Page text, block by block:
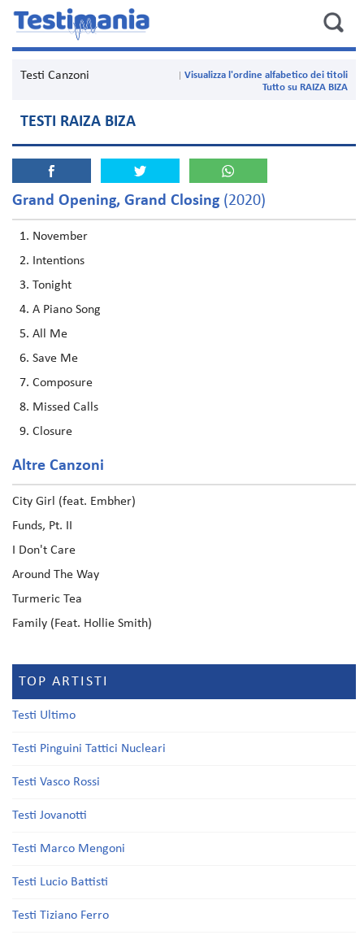
Testi Canzoni
Visualizza l'ordine alfabetico dei titoli
Tutto su RAIZA BIZA
TESTI RAIZA BIZA
Grand Opening, Grand Closing (2020)
November
Intentions
Tonight
A Piano Song
All Me
Save Me
Composure
Missed Calls
Closure
Altre Canzoni
City Girl (feat. Embher)
Funds, Pt. II
I Don't Care
Around The Way
Turmeric Tea
Family (Feat. Hollie Smith)
TOP ARTISTI
Testi Ultimo
Testi Pinguini Tattici Nucleari
Testi Vasco Rossi
Testi Jovanotti
Testi Marco Mengoni
Testi Lucio Battisti
Testi Tiziano Ferro